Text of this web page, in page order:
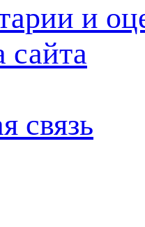
и
сайта
связь